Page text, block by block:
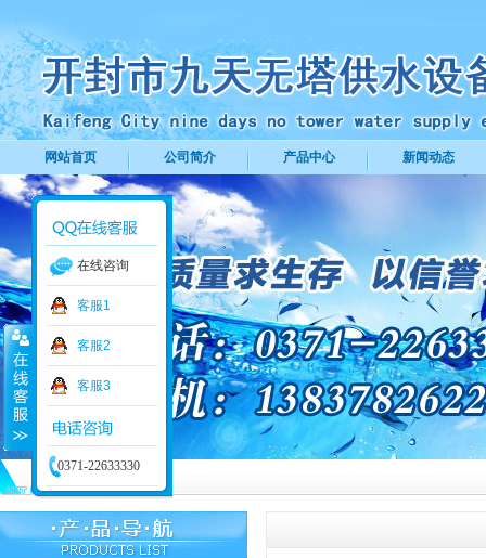
网站首页 公司简介 产品中心 新闻动态
在线咨询
客服1
客服2
客服3
0371-22633330